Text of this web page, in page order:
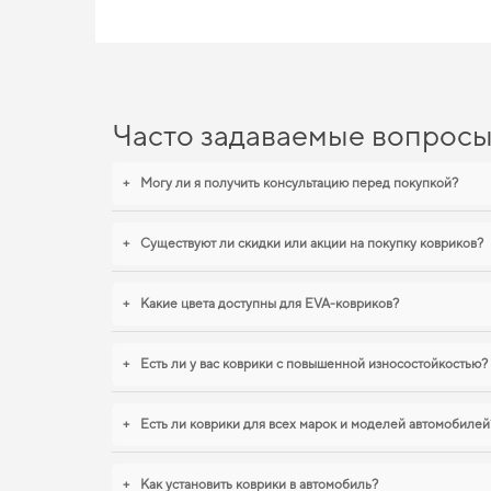
Часто задаваемые
+ Могу ли я получить консультацию перед покупкой?
+ Существуют ли скидки или акции на покупку ковриков?
+ Какие цвета доступны для EVA-ковриков?
+ Есть ли у вас коврики с повышенной износостойкостью?
+ Есть ли коврики для всех марок и моделей
+ Как установить коврики в автомобиль?